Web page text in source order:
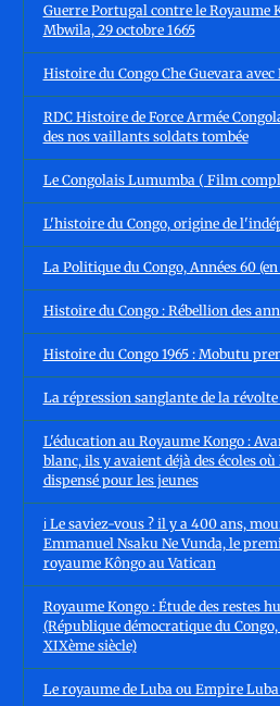
Guerre Portugal contre le Royaume
Mbwila, 29 octobre 1665
Histoire du Congo Che Guevara
RDC Histoire de Force Armée
des nos vaillants soldats tombée
Le Congolais Lumumba ( Film
L'histoire du Congo, origine de
La Politique du Congo, Années 60
Histoire du Congo : Rébellion des
Histoire du Congo 1965 : Mobutu
La répression sanglante de la révolte
L'éducation au Royaume Kongo :
blanc, ils y avaient déjà des écoles
dispensé pour les jeunes
ℹ️ Le saviez-vous ? il y a 400 ans,
Emmanuel Nsaku Ne Vunda, le
royaume Kôngo au Vatican
Royaume Kongo : Étude des restes
(République démocratique du
XIXème siècle)
Le royaume de Luba ou Empire